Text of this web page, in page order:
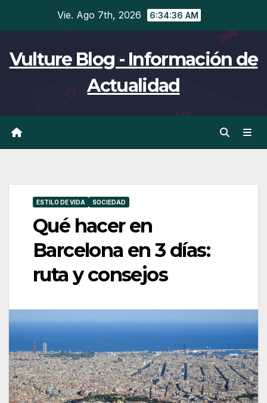
Vie. Ago 7th, 2026 6:34:37 AM
Vulture Blog - Información de
Actualidad
ESTILO DE VIDA SOCIEDAD
Qué hacer en
Barcelona en 3 días:
ruta y consejos